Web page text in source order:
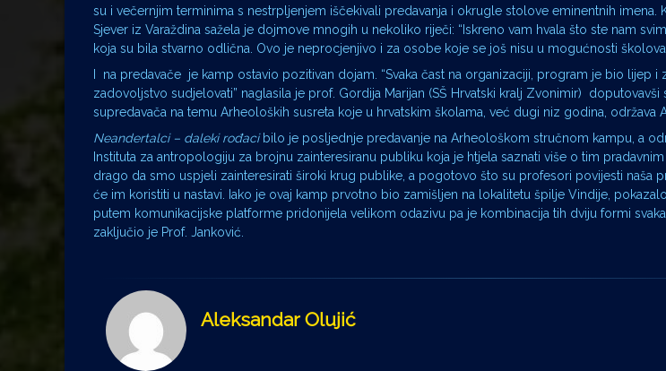
su i večernjim terminima s nestrpljenjem iščekivali predavanja i okrugle stolove eminentnih imena.
Sjever iz Varaždina sažela je dojmove mnogih u nekoliko riječi: “Iskreno vam hvala što ste nam
koja su bila stvarno odlična. Ovo je neprocjenjivo i za osobe koje se još nisu u mogućnosti
I na predavače je kamp ostavio pozitivan dojam. “Svaka čast na organizaciji, program je bio lijep i
zadovoljstvo sudjelovati” naglasila je prof. Gordija Marijan (SŠ Hrvatski kralj Zvonimir) doputovavši
supredavača na temu Arheoloških susreta koje u hrvatskim školama, već dugi niz godina, održava
Neandertalci – daleki rođacibilo je posljednje predavanje na Arheološkom stručnom kampu, a
Instituta za antropologiju za brojnu zainteresiranu publiku koja je htjela saznati više o tim
drago da smo uspjeli zainteresirati široki krug publike, a pogotovo što su profesori povijesti naša
će im koristiti u nastavi. Iako je ovaj kamp prvotno bio zamišljen na lokalitetu špilje Vindije,
putem komunikacijske platforme pridonijela velikom odazivu pa je kombinacija tih dviju formi
zaključio je Prof. Janković.
Aleksandar Olujić